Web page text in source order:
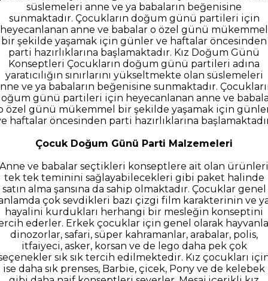
süslemeleri anne ve ya babaların beğenisine
sunmaktadır. Çocukların doğum günü partileri için
heyecanlanan anne ve babalar o özel günü mükemmel
bir şekilde yaşamak için günler ve haftalar öncesinden
parti hazırlıklarına başlamaktadır. Kız Doğum Günü
Konseptleri Çocukların doğum günü partileri adına
yaratıcılığın sınırlarını yükseltmekte olan süslemeleri
ve ya babaların beğenisine sunmaktadır.
günü partileri için heyecanlanan anne ve
özel günü mükemmel bir şekilde yaşamak için
haftalar öncesinden parti hazırlıklarına
Çocuk Doğum Günü Parti Malzemeleri
Anne ve babalar seçtikleri konseptlere ait olan ürünleri
tek tek teminini sağlayabilecekleri gibi paket halinde
satın alma şansına da sahip olmaktadır. Çocuklar genel
çok sevdikleri bazı çizgi film karakterinin ve
hayalini kurdukları herhangi bir mesleğin konseptini
ederler. Erkek çocuklar için genel olarak
dinozorlar, safari, süper kahramanlar, arabalar, polis,
itfaiyeci, asker, korsan ve de lego daha pek çok
sık sık tercih edilmektedir. Kız çocukları
ise daha sık prenses, Barbie, çicek, Pony ve de kelebek